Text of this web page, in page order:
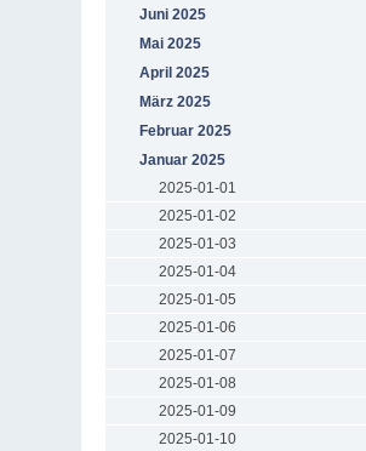
Juni 2025
Mai 2025
April 2025
März 2025
Februar 2025
Januar 2025
2025-01-01
2025-01-02
2025-01-03
2025-01-04
2025-01-05
2025-01-06
2025-01-07
2025-01-08
2025-01-09
2025-01-10